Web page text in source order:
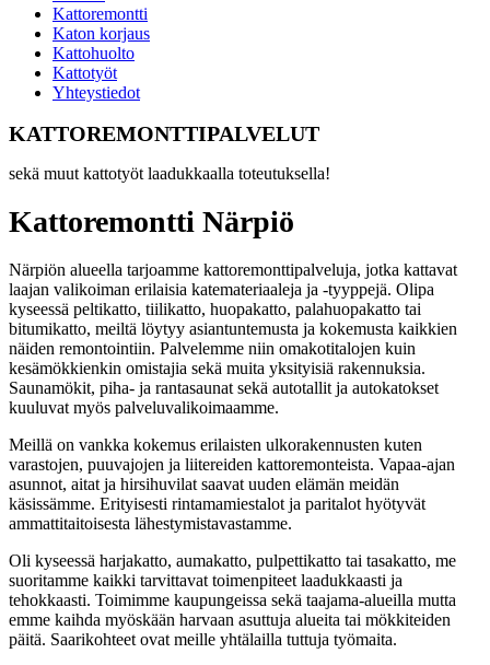
Kattoremontti
Katon korjaus
Kattohuolto
Kattotyöt
Yhteystiedot
KATTOREMONTTIPALVELUT
sekä muut kattotyöt laadukkaalla toteutuksella!
Kattoremontti Närpiö
Närpiön alueella tarjoamme kattoremonttipalveluja, jotka kattavat
laajan valikoiman erilaisia katemateriaaleja ja -tyyppejä. Olipa
kyseessä peltikatto, tiilikatto, huopakatto, palahuopakatto tai
bitumikatto, meiltä löytyy asiantuntemusta ja kokemusta kaikkien
näiden remontointiin. Palvelemme niin omakotitalojen kuin
kesämökkienkin omistajia sekä muita yksityisiä rakennuksia.
Saunamökit, piha- ja rantasaunat sekä autotallit ja autokatokset
kuuluvat myös palveluvalikoimaamme.
Meillä on vankka kokemus erilaisten ulkorakennusten kuten
varastojen, puuvajojen ja liitereiden kattoremonteista. Vapaa-ajan
asunnot, aitat ja hirsihuvilat saavat uuden elämän meidän
käsissämme. Erityisesti rintamamiestalot ja paritalot hyötyvät
ammattitaitoisesta lähestymistavastamme.
Oli kyseessä harjakatto, aumakatto, pulpettikatto tai tasakatto, me
suoritamme kaikki tarvittavat toimenpiteet laadukkaasti ja
tehokkaasti. Toimimme kaupungeissa sekä taajama-alueilla mutta
emme kaihda myöskään harvaan asuttuja alueita tai mökkiteiden
päitä. Saarikohteet ovat meille yhtälailla tuttuja työmaita.